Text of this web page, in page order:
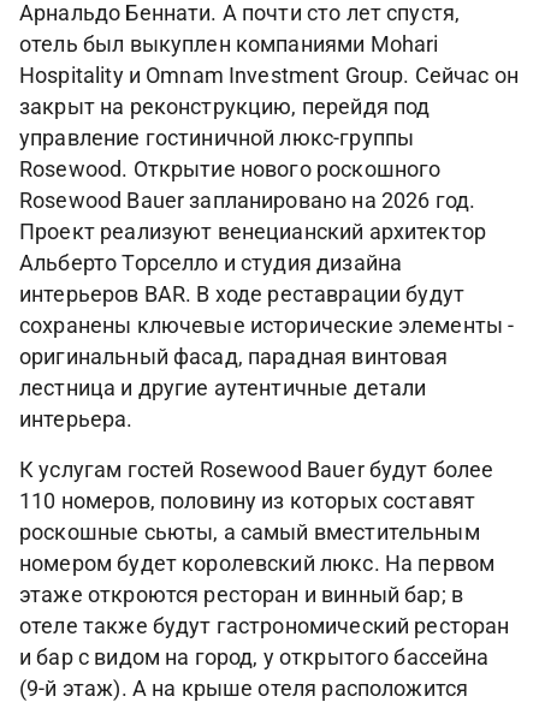
Арнальдо Беннати. А почти сто лет спустя,
отель был выкуплен компаниями Mohari
Hospitality и Omnam Investment Group. Сейчас он
закрыт на реконструкцию, перейдя под
управление гостиничной люкс-группы
Rosewood. Открытие нового роскошного
Rosewood Bauer запланировано на 2026 год.
Проект реализуют венецианский архитектор
Альберто Торселло и студия дизайна
интерьеров BAR. В ходе реставрации будут
сохранены ключевые исторические элементы -
оригинальный фасад, парадная винтовая
лестница и другие аутентичные детали
интерьера.
К услугам гостей Rosewood Bauer будут более
110 номеров, половину из которых составят
роскошные сьюты, а самый вместительным
номером будет королевский люкс. На первом
этаже откроются ресторан и винный бар; в
отеле также будут гастрономический ресторан
и бар с видом на город, у открытого бассейна
(9-й этаж). А на крыше отеля расположится